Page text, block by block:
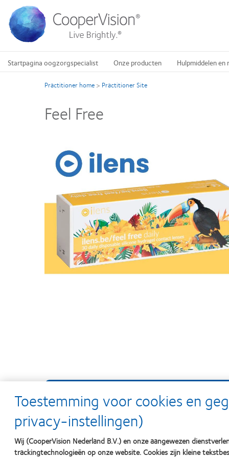
Overslaan
naar
Startpagina oogzorgspecialist Onze producten Hulpmiddelen
Practitioner home > Practitioner Site
Feel Free
Toestemming voor cookies en
privacy-instellingen)
Wij (CooperVision Nederland B.V.) en onze aangewezen
trackingtechnologieën op onze website. Cookies zijn kleine